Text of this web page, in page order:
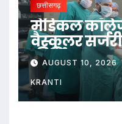
छत्तीसगढ़
​मेडिकल
वैस्कुलर
कीर्तिमान
AUGUST 10, 2026
KRANTI